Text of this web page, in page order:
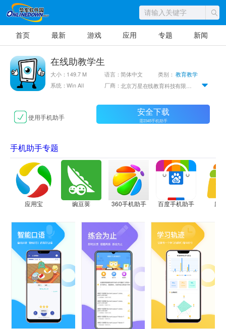
首页 最新 游戏 应用 专题 新闻
在线助教学生
大小：149.7 M 语言：简体中文 类别：教育教学
系统：Win All
厂商：
使用手机助手 安全下载
需2345手机助手
手机助手专题
应用宝 豌豆荚 360手机助手 百度手机助手 应